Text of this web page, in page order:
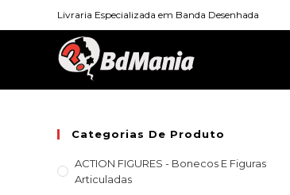
Livraria Especializada em Banda Desenhada
Categorias De Produto
ACTION FIGURES - Bonecos E Figuras
Articuladas